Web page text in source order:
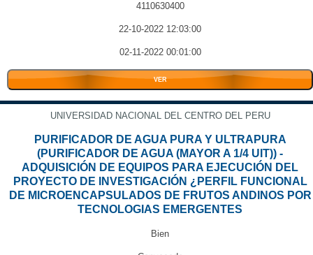
4110630400
22-10-2022 12:03:00
02-11-2022 00:01:00
VER
UNIVERSIDAD NACIONAL DEL CENTRO DEL PERU
PURIFICADOR DE AGUA PURA Y ULTRAPURA
(PURIFICADOR DE AGUA (MAYOR A 1/4 UIT)) -
ADQUISICIÓN DE EQUIPOS PARA EJECUCIÓN DEL
PROYECTO DE INVESTIGACIÓN ¿PERFIL FUNCIONAL
DE MICROENCAPSULADOS DE FRUTOS ANDINOS POR
TECNOLOGIAS EMERGENTES
Bien